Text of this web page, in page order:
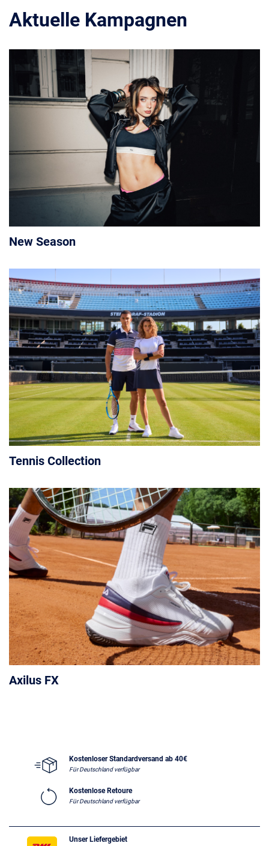
Aktuelle Kampagnen
New Season
Tennis Collection
Axilus FX
Kostenloser Standardversand ab 40€
Für Deutschland verfügbar
Kostenlose Retoure
Für Deutschland verfügbar
Unser Liefergebiet